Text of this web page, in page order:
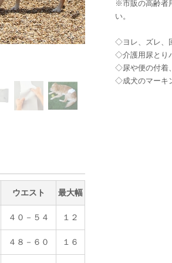
ウエスト 最大幅
４０－５４ １２
４８－６０ １６
※市販の高齢者
い。
◇ヨレ、ズレ、
◇介護用尿とり
◇尿や便の付着
◇成犬のマーキ